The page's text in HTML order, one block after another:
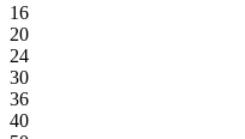
16
20
24
30
36
40